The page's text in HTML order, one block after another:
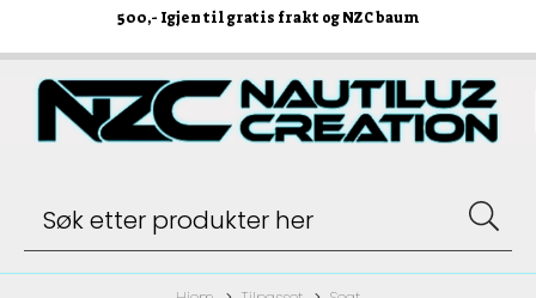
500,- Igjen til gratis frakt og NZC baum